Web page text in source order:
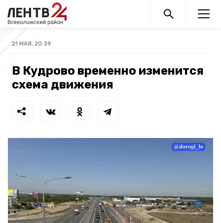
21 МАЯ, 20:39
В Кудрово временно изменится
схема движения